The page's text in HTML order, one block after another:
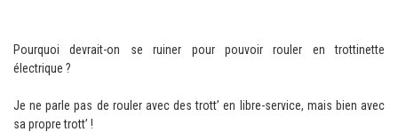
Pourquoi devrait-on se ruiner pour pouvoir rouler en trottinette
électrique ?
Je ne parle pas de rouler avec des trott’ en libre-service, mais bien avec
sa propre trott’ !